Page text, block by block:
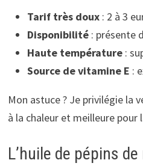
Tarif très doux: 2 à 3
Disponibilité: présente
Haute température:
Source de vitamine E :
Mon astuce ? Je privilégie la
à la chaleur et meilleure pour
L’huile de pépins